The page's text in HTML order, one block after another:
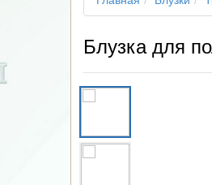
Блузка для